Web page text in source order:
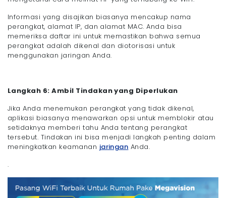
Informasi yang disajikan biasanya mencakup nama
perangkat, alamat IP, dan alamat MAC. Anda bisa
memeriksa daftar ini untuk memastikan bahwa semua
perangkat adalah dikenal dan diotorisasi untuk
menggunakan jaringan Anda.
Langkah 6: Ambil Tindakan yang Diperlukan
Jika Anda menemukan perangkat yang tidak dikenal,
aplikasi biasanya menawarkan opsi untuk memblokir atau
setidaknya memberi tahu Anda tentang perangkat
tersebut. Tindakan ini bisa menjadi langkah penting dalam
meningkatkan keamanan jaringan Anda.
.